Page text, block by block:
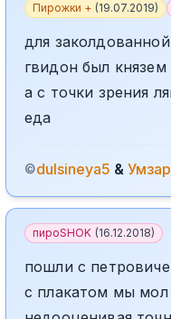
Пирожки + (19.07.2019)
для
гвидон был князем
а с точки зрения
еда
©dulsineya5 & Умзар
пироSHOK (16.12.2018)
пошли с
с плакатом мы мол